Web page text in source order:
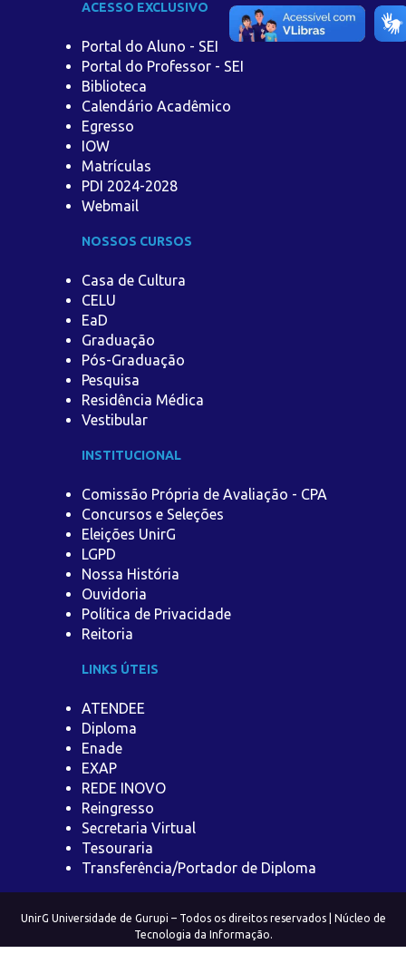
ACESSO EXCLUSIVO
Portal do Aluno - SEI
Portal do Professor - SEI
Biblioteca
Calendário Acadêmico
Egresso
IOW
Matrículas
PDI 2024-2028
Webmail
NOSSOS CURSOS
Casa de Cultura
CELU
EaD
Graduação
Pós-Graduação
Pesquisa
Residência Médica
Vestibular
INSTITUCIONAL
Comissão Própria de Avaliação - CPA
Concursos e Seleções
Eleições UnirG
LGPD
Nossa História
Ouvidoria
Política de Privacidade
Reitoria
LINKS ÚTEIS
ATENDEE
Diploma
Enade
EXAP
REDE INOVO
Reingresso
Secretaria Virtual
Tesouraria
Transferência/Portador de Diploma
UnirG Universidade de Gurupi – Todos os direitos reservados | Núcleo de
Tecnologia da Informação.